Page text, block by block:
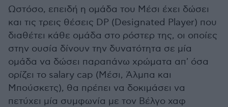
Ωστόσο, επειδή η ομάδα του Μέσι έχει δώσει
και τις τρεις θέσεις DP (Designated Player) που
διαθέτει κάθε ομάδα στο ρόστερ της, οι οποίες
στην ουσία δίνουν την δυνατότητα σε μία
ομάδα να δώσει παραπάνω χρώματα απ' όσα
ορίζει το salary cap (Μέσι, Άλμπα και
Μπούσκετς), θα πρέπει να δοκιμάσει να
πετύχει μία συμφωνία με τον Βέλγο χαφ